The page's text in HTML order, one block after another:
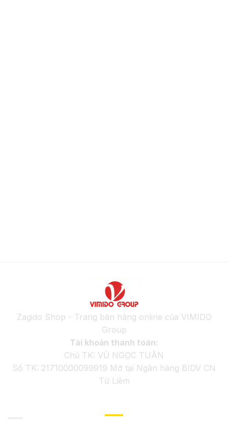
Zagido Shop - Trang bán hàng online của VIMIDO
Group
Tài khoản thanh toán:
Chủ TK: VŨ NGỌC TUÂN
Số TK: 21710000099919 Mở tại Ngân hàng BIDV CN
Từ Liêm